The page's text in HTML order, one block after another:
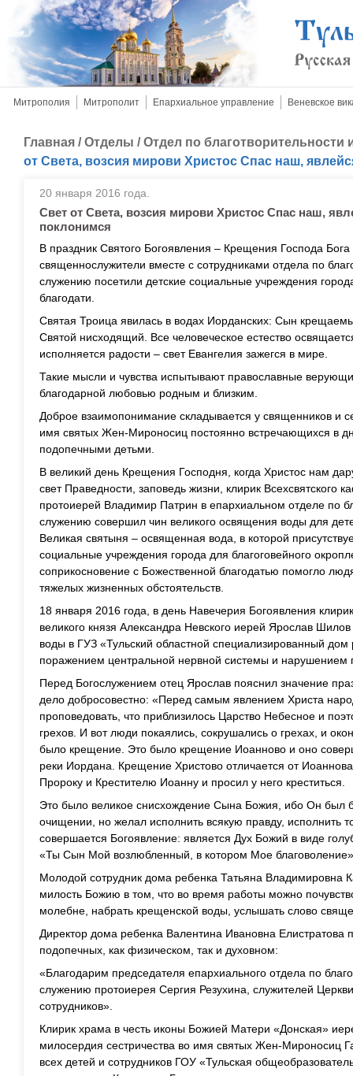
Митрополия Митрополит Епархиальное управление Веневское
Главная /Отделы /Отдел по
от Света, возсия мирови Христос Спас наш,
20 января 2016 года.
Свет от Света, возсия мирови Христос Спас наш,
поклонимся
В праздник Святого Богоявления – Крещения Господа
священнослужители вместе с сотрудниками отдела по
служению посетили детские социальные учреждения
благодати.
Святая Троица явилась в водах Иорданских: Сын
Святой нисходящий. Все человеческое естество
исполняется радости – свет Евангелия зажегся в мире.
Такие мысли и чувства испытывают православные
благодарной любовью родным и близким.
Доброе взаимопонимание складывается у священников и
имя святых Жен-Мироносиц постоянно встречающихся в
подопечными детьми.
В великий день Крещения Господня, когда Христос нам
свет Праведности, заповедь жизни, клирик Всехсвятского
протоиерей Владимир Патрин в епархиальном отделе по
служению совершил чин великого освящения воды для
Великая святыня – освященная вода, в которой
социальные учреждения города для благоговейного
соприкосновение с Божественной благодатью помогло
тяжелых жизненных обстоятельств.
18 января 2016 года, в день Навечерия Богоявления
великого князя Александра Невского иерей Ярослав
воды в ГУЗ «Тульский областной специализированный дом
поражением центральной нервной системы и
Перед Богослужением отец Ярослав пояснил значение
дело добросовестно: «Перед самым явлением Христа
проповедовать, что приблизилось Царство Небесное и
грехов. И вот люди покаялись, сокрушались о грехах, и
было крещение. Это было крещение Иоанново и оно
реки Иордана. Крещение Христово отличается от
Пророку и Крестителю Иоанну и просил у него креститься.
Это было великое снисхождение Сына Божия, ибо Он был
очищении, но желал исполнить всякую правду, исполнить
совершается Богоявление: является Дух Божий в виде
«Ты Сын Мой возлюбленный, в котором Мое
Молодой сотрудник дома ребенка Татьяна Владимировна
милость Божию в том, что во время работы можно
молебне, набрать крещенской воды, услышать слово
Директор дома ребенка Валентина Ивановна Елистратова
подопечных, как физическом, так и духовном:
«Благодарим председателя епархиального отдела по
служению протоиерея Сергия Резухина, служителей
сотрудников».
Клирик храма в честь иконы Божией Матери «Донская»
милосердия сестричества во имя святых Жен-Мироносиц
всех детей и сотрудников ГОУ «Тульская